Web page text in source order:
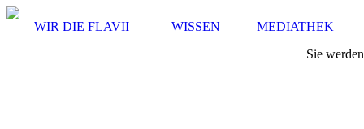
WIR DIE FLAVII WISSEN
MEDIATHEK
Sie